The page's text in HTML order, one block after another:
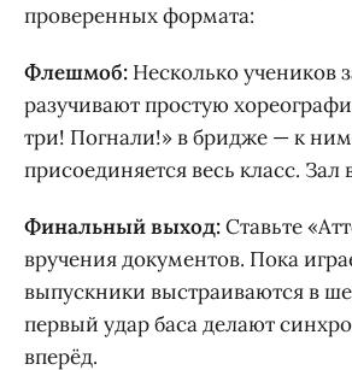
проверенных формата:
Флешмоб: Несколько учеников
разучивают простую
три! Погнали!» в бридже — к ним
присоединяется весь класс. Зал
Финальный выход:Ставьте
вручения документов. Пока
выпускники выстраиваются в
первый удар баса делают
вперёд.